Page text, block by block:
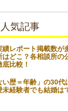
人気記事
績レポート掲載数が
はどこ？各相談所の
比較！
い歴＝年齢」の30代
未経験者でも結婚は